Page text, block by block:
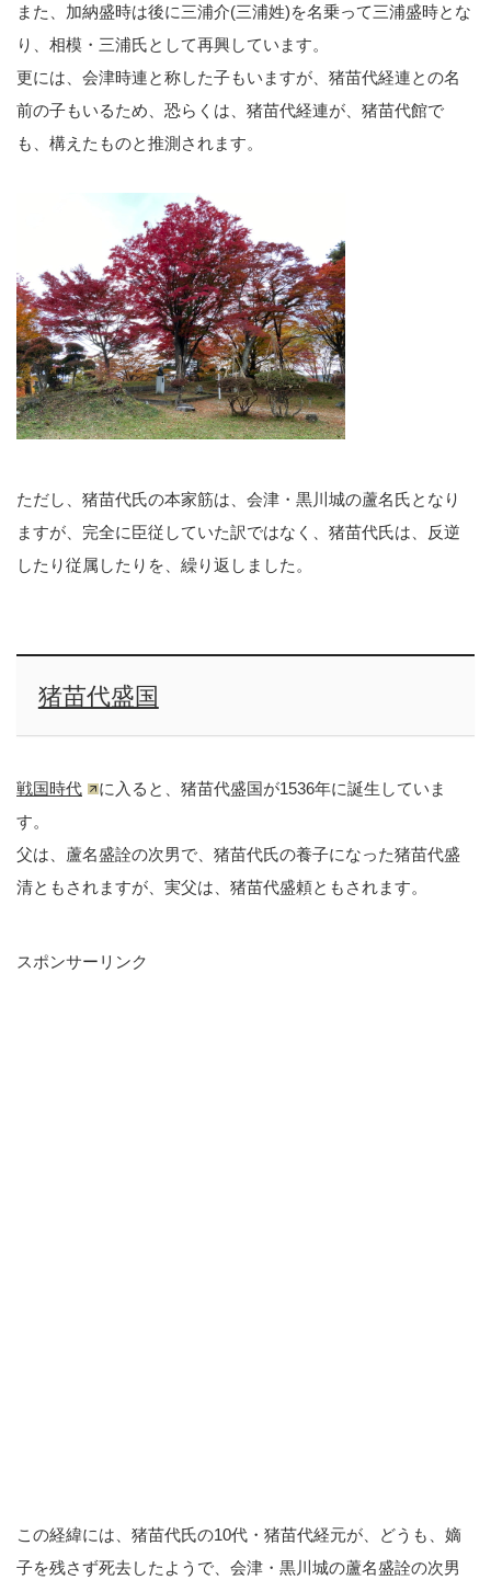
また、加納盛時は後に三浦介(三浦姓)を名乗って三浦盛時とな
り、相模・三浦氏として再興しています。
更には、会津時連と称した子もいますが、猪苗代経連との名
前の子もいるため、恐らくは、猪苗代経連が、猪苗代館で
も、構えたものと推測されます。
ただし、猪苗代氏の本家筋は、会津・黒川城の蘆名氏となり
ますが、完全に臣従していた訳ではなく、猪苗代氏は、反逆
したり従属したりを、繰り返しました。
猪苗代盛国
戦国時代
に入ると、猪苗代盛国が1536年に誕生していま
す。
父は、蘆名盛詮の次男で、猪苗代氏の養子になった猪苗代盛
清ともされますが、実父は、猪苗代盛頼ともされます。
スポンサーリンク
この経緯には、猪苗代氏の10代・猪苗代経元が、どうも、嫡
子を残さず死去したようで、会津・黒川城の蘆名盛詮の次男